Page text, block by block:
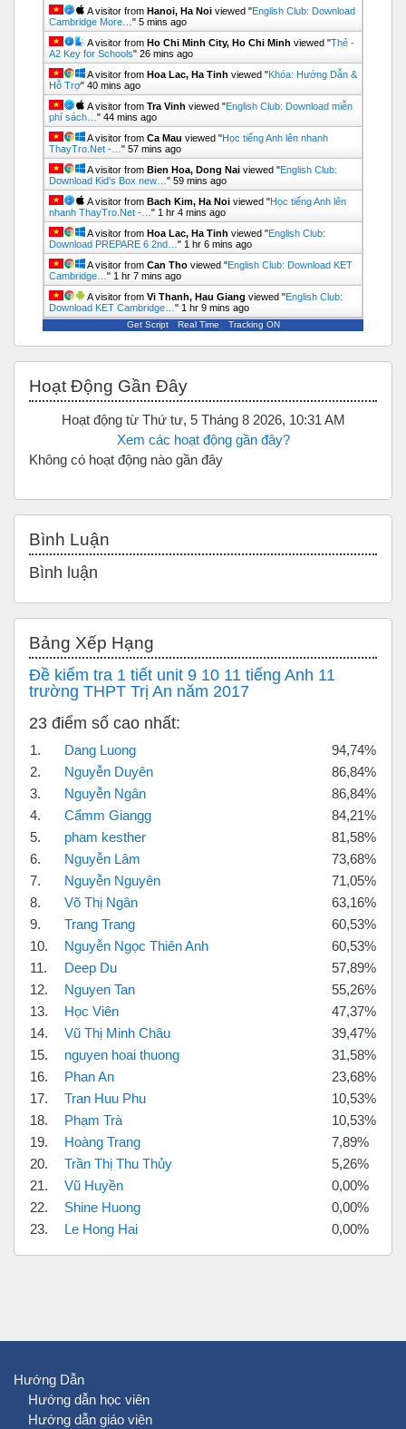
A visitor from Hanoi, Ha Noi viewed "English Club: Download
Cambridge More… " 5 mins ago
A visitor from Ho Chi Minh City, Ho Chi Minh viewed "Thẻ -
А2 Key for Schools" 26 mins ago
A visitor from Hoa Lac, Ha Tinh viewed "Khóa: Hướng Dẫn &
Hỗ Trợ" 40 mins ago
A visitor from Tra Vinh viewed "English Club: Download miễn
phí sách… " 44 mins ago
A visitor from Ca Mau viewed "Học tiếng Anh lên nhanh
ThayTro.Net -… " 57 mins ago
A visitor from Bien Hoa, Dong Nai viewed "English Club:
Download Kid's Box new… " 59 mins ago
A visitor from Bach Kim, Ha Noi viewed "Học tiếng Anh lên
nhanh ThayTro.Net -… " 1 hr 4 mins ago
A visitor from Hoa Lac, Ha Tinh viewed "English Club:
Download PREPARE 6 2nd… " 1 hr 6 mins ago
A visitor from Can Tho viewed "English Club: Download KET
Cambridge… " 1 hr 7 mins ago
A visitor from Vi Thanh, Hau Giang viewed "English Club:
Download KET Cambridge… " 1 hr 9 mins ago
Get Script Real Time Tracking ON
Hoạt Động Gần Đây
Hoạt động từ Thứ tư, 5 Tháng 8 2026, 10:31 AM
Xem các hoạt động gần đây?
Không có hoạt động nào gần đây
Bình Luận
Bình luận
Bảng Xếp Hạng
Đề kiểm tra 1 tiết unit 9 10 11 tiếng Anh 11
trường THPT Trị An năm 2017
23 điểm số cao nhất:
1. Dang Luong
94,74%
2.
Nguyễn Duyên
86,84%
3.
Nguyễn Ngân
86,84%
4.
Cẩmm Giangg
84,21%
5.
pham kesther
81,58%
6.
Nguyễn Lâm
73,68%
7.
Nguyễn Nguyên
71,05%
8.
Võ Thị Ngân
63,16%
9.
Trang Trang
60,53%
10.
Nguyễn Ngọc Thiên Anh
60,53%
11.
Deep Du
57,89%
12.
Nguyen Tan
55,26%
13.
Học Viên
47,37%
14.
Vũ Thị Minh Châu
39,47%
15.
nguyen hoai thuong
31,58%
16.
Phan An
23,68%
17.
Tran Huu Phu
10,53%
18.
Phạm Trà
10,53%
19.
Hoàng Trang
7,89%
20.
Trần Thị Thu Thủy
5,26%
21.
Vũ Huyền
0,00%
22.
Shine Huong
0,00%
23.
Le Hong Hai 0,00%
Hướng Dẫn
Hướng dẫn học viên
Hướng dẫn giáo viên